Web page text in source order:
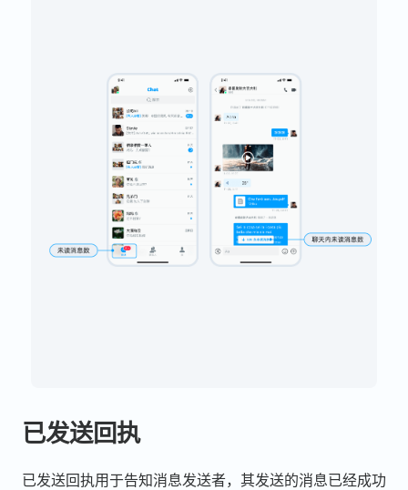
已发送回执
已发送回执用于告知消息发送者，其发送的消息已经成功